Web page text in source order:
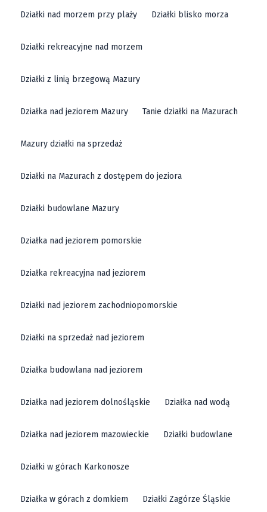
Działki nad morzem przy plaży Działki blisko morza
Działki rekreacyjne nad morzem
Działki z linią brzegową Mazury
Działka nad jeziorem Mazury Tanie działki na Mazurach
Mazury działki na sprzedaż
Działki na Mazurach z dostępem do jeziora
Działki budowlane Mazury
Działka nad jeziorem pomorskie
Działka rekreacyjna nad jeziorem
Działki nad jeziorem zachodniopomorskie
Działki na sprzedaż nad jeziorem
Działka budowlana nad jeziorem
Działka nad jeziorem dolnośląskie Działka nad wodą
Działka nad jeziorem mazowieckie Działki budowlane
Działki w górach Karkonosze
Działka w górach z domkiem Działki Zagórze Śląskie